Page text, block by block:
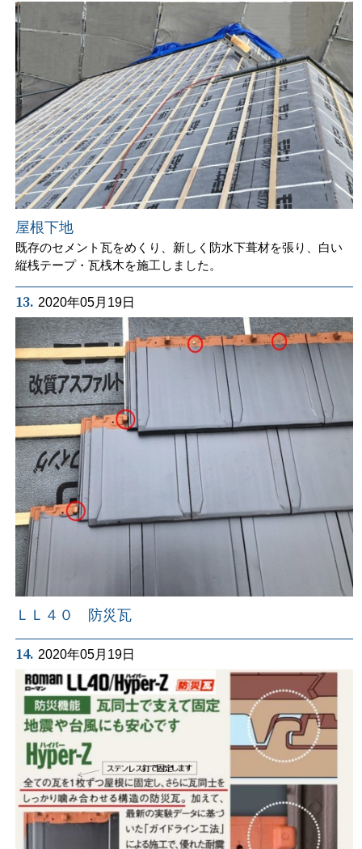
屋根下地
既存のセメント瓦をめくり、新しく防水下葺材を張り、白い
縦桟テープ・瓦桟木を施工しました。
13. 2020年05月19日
ＬＬ４０ 防災瓦
14. 2020年05月19日